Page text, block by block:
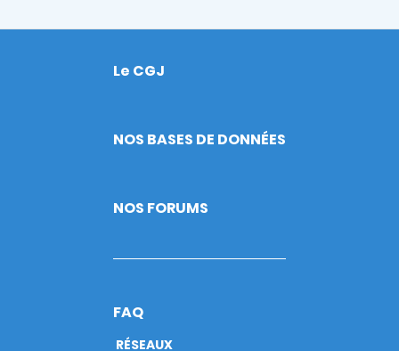
Footer
Le CGJ
NOS BASES DE DONNÉES
NOS FORUMS
FAQ
RÉSEAUX